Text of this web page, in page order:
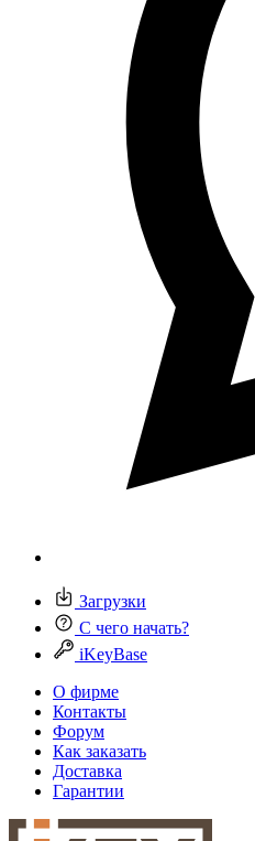
Загрузки
С чего начать?
iKeyBase
О фирме
Контакты
Форум
Как заказать
Доставка
Гарантии